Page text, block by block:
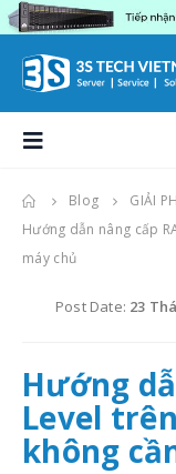
Blog GIẢI
Hướng dẫn nâng cấp
máy chủ
Post Date: 23
Hướng
Level
không